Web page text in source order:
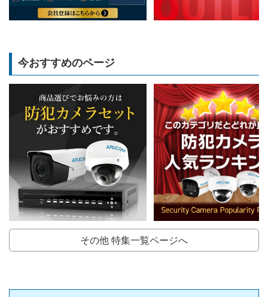
今おすすめのページ
その他 特集一覧ページへ